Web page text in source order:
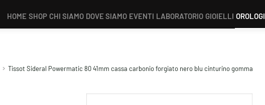
HOME SHOP CHI SIAMO DOVE SIAMO EVENTI LABORATORIO GIOIELLI OROLOGI
Tissot Sideral Powermatic 80 41mm cassa carbonio forgiato nero blu cinturino gomma